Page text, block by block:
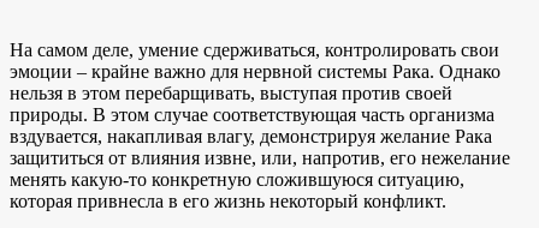
На самом деле, умение сдерживаться, контролировать свои
эмоции – крайне важно для нервной системы Рака. Однако
нельзя в этом перебарщивать, выступая против своей
природы. В этом случае соответствующая часть организма
вздувается, накапливая влагу, демонстрируя желание Рака
защититься от влияния извне, или, напротив, его нежелание
менять какую-то конкретную сложившуюся ситуацию,
которая привнесла в его жизнь некоторый конфликт.